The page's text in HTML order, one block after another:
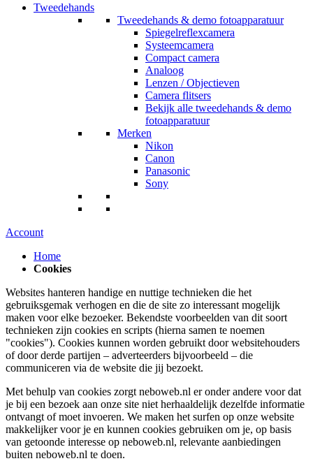
Tweedehands
Tweedehands & demo fotoapparatuur
Spiegelreflexcamera
Systeemcamera
Compact camera
Analoog
Lenzen / Objectieven
Camera flitsers
Bekijk alle tweedehands & demo
fotoapparatuur
Merken
Nikon
Canon
Panasonic
Sony
Account
Home
Cookies
Websites hanteren handige en nuttige technieken die het
gebruiksgemak verhogen en die de site zo interessant mogelijk
maken voor elke bezoeker. Bekendste voorbeelden van dit soort
technieken zijn cookies en scripts (hierna samen te noemen
"cookies"). Cookies kunnen worden gebruikt door websitehouders
of door derde partijen – adverteerders bijvoorbeeld – die
communiceren via de website die jij bezoekt.
Met behulp van cookies zorgt neboweb.nl er onder andere voor dat
je bij een bezoek aan onze site niet herhaaldelijk dezelfde informatie
ontvangt of moet invoeren. We maken het surfen op onze website
makkelijker voor je en kunnen cookies gebruiken om je, op basis
van getoonde interesse op neboweb.nl, relevante aanbiedingen
buiten neboweb.nl te doen.